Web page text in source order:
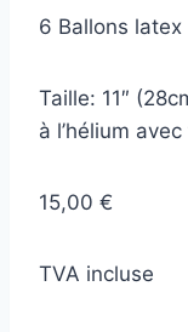
6 Ballons
Taille: 11″
à l’hélium
15,00 €
TVA incluse